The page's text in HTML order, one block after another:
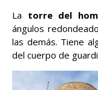
La torre del
ángulos
las demás. Tiene
del cuerpo de